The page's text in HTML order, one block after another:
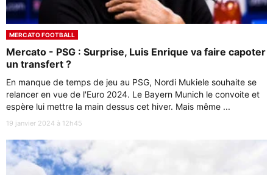
MERCATO FOOTBALL
Mercato - PSG : Surprise, Luis Enrique va faire capoter
un transfert ?
En manque de temps de jeu au PSG, Nordi Mukiele souhaite se
relancer en vue de l'Euro 2024. Le Bayern Munich le convoite et
espère lui mettre la main dessus cet hiver. Mais même ...
19 janvier 2024 à 12h45